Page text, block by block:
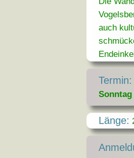
auch
Termin:
Sonntag
Länge: